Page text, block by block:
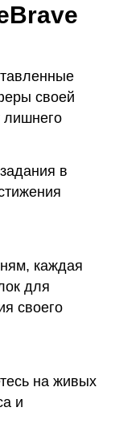
своей
лишнего
в
каждая
для
своего
на живых
и